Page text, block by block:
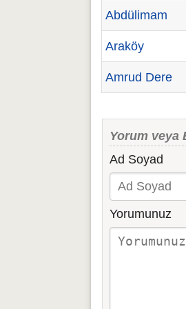
Abdülimam
Araköy
Amrud Dere
Yorum veya
Ad Soyad
Yorumunuz